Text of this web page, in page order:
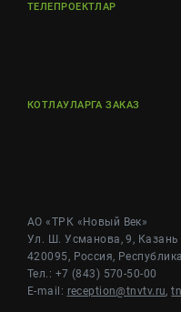
ТЕЛЕПРОЕКТЛАР
КОТЛАУЛАРГА ЗАКАЗ
АО «ТРК «Новый Век»
Ул. Ш. Усманова, 9, Казань
420095, Россия,
Тел.: +7 (843) 570-50-00
E-mail: reception@tnvtv.ru,